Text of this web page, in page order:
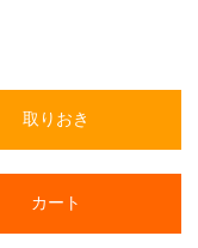
取りおき
カート